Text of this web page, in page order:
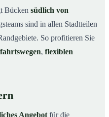
Bücken südlich von
sind in allen Stadtteilen
So profitieren Sie
, flexiblen
Angebot für die